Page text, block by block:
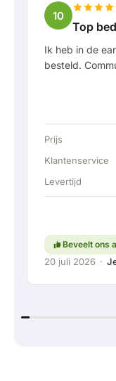
10
Top
Ik heb in de
besteld.
werd ik goed
afspraak van
een vaste
accu
Kortom; een
Prijs
Klantenservice
Levertijd
Beveelt ons
20 juli 2026 ·